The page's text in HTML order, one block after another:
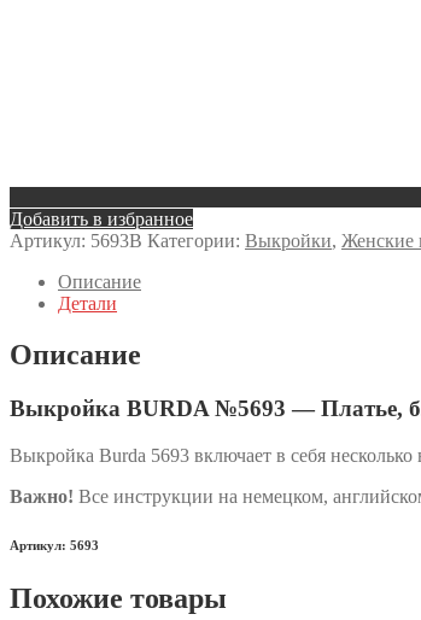
Добавить в избранное
Артикул: 5693B Категории: Выкройки, Женские
Описание
Детали
Описание
Выкройка BURDA №5693 — Платье,
Выкройка Burda 5693 включает в себя несколько
Важно! Все инструкции на немецком,
Артикул: 5693
Похожие товары